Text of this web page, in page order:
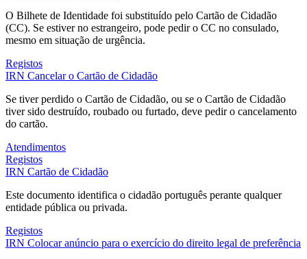
O Bilhete de Identidade foi substituído pelo Cartão de Cidadão
(CC). Se estiver no estrangeiro, pode pedir o CC no consulado,
mesmo em situação de urgência.
Registos
IRN Cancelar o Cartão de Cidadão
Se tiver perdido o Cartão de Cidadão, ou se o Cartão de Cidadão
tiver sido destruído, roubado ou furtado, deve pedir o cancelamento
do cartão.
Atendimentos
Registos
IRN Cartão de Cidadão
Este documento identifica o cidadão português perante qualquer
entidade pública ou privada.
Registos
IRN Colocar anúncio para o exercício do direito legal de preferência